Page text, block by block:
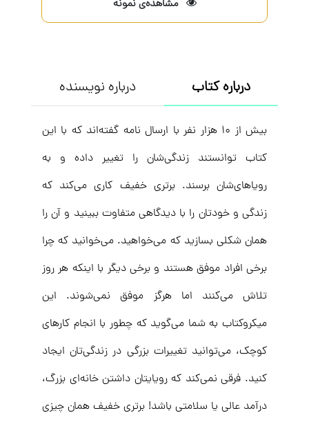
مشاهده‌ی نمونه
درباره کتاب درباره نویسنده
بیش از ۱۰ هزار نفر با ارسال نامه گفته‌اند که با این
کتاب توانستند زندگی‌شان را تغییر داده و به
رویاهای‌شان برسند. برتری خفیف کاری می‌کند که
زندگی و خودتان را با دیدگاهی متفاوت ببینید و آن را
همان شکلی بسازید که می‌خواهید. می‌خوانید که چرا
برخی افراد موفق هستند و برخی دیگر با اینکه هر روز
تلاش می‌کنند اما هرگز موفق نمی‌شوند. این
میکروکتاب به شما می‌گوید که چطور با انجام کارهای
کوچک، می‌توانید تغییرات بزرگی در زندگی‌تان ایجاد
کنید. فرقی نمی‌کند که رویایتان داشتن خانه‌ای بزرگ،
درآمد عالی یا سلامتی باشد! برتری خفیف همان چیزی